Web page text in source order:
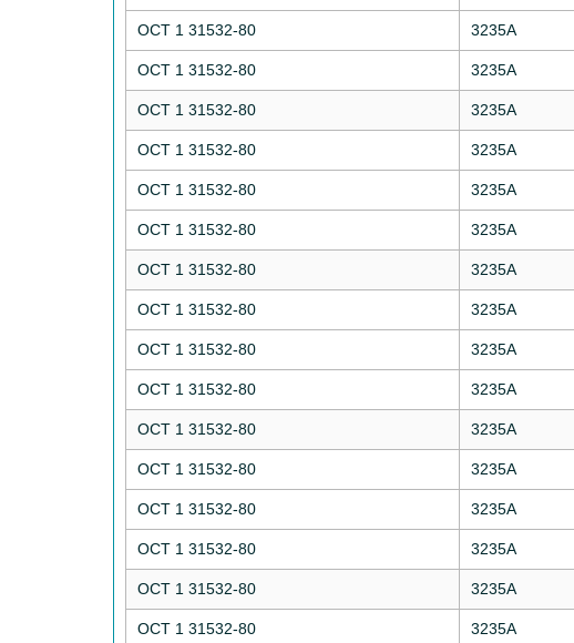
ОСТ 1 31532-80 3235А
ОСТ 1 31532-80 3235А
ОСТ 1 31532-80 3235А
ОСТ 1 31532-80 3235А
ОСТ 1 31532-80 3235А
ОСТ 1 31532-80 3235А
ОСТ 1 31532-80 3235А
ОСТ 1 31532-80 3235А
ОСТ 1 31532-80 3235А
ОСТ 1 31532-80 3235А
ОСТ 1 31532-80 3235А
ОСТ 1 31532-80 3235А
ОСТ 1 31532-80 3235А
ОСТ 1 31532-80 3235А
ОСТ 1 31532-80 3235А
ОСТ 1 31532-80 3235А